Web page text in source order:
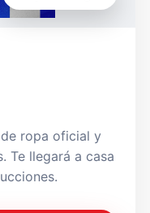
ropa oficial y
Te llegará a casa